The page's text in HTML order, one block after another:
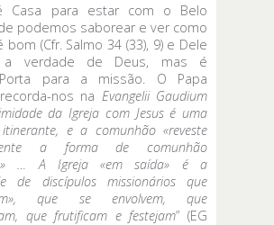
Casa para estar com o Belo
podemos saborear e ver como
bom (Cfr. Salmo 34 (33), 9) e Dele
a verdade de Deus, mas é
para a missão. O Papa
nos na Evangelii Gaudium
da Igreja com Jesus é uma
e a comunhão «reveste
a forma de comunhão
… A Igreja «em saída» é a
de discípulos missionários que
que se envolvem, que
que frutificam e festejam” (EG